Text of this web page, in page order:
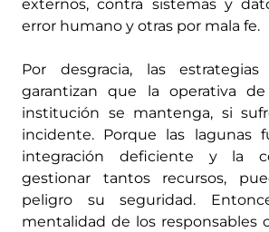
externos, contra sistemas y
error humano y otras por mala fe.
Por desgracia, las
garantizan que la operativa
institución se mantenga, si
incidente. Porque las lagunas
integración deficiente y la
gestionar tantos recursos,
peligro su seguridad.
mentalidad de los responsables